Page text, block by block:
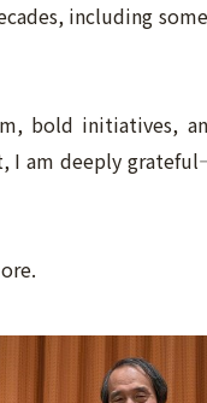
including
bold initiatives,
I am deeply